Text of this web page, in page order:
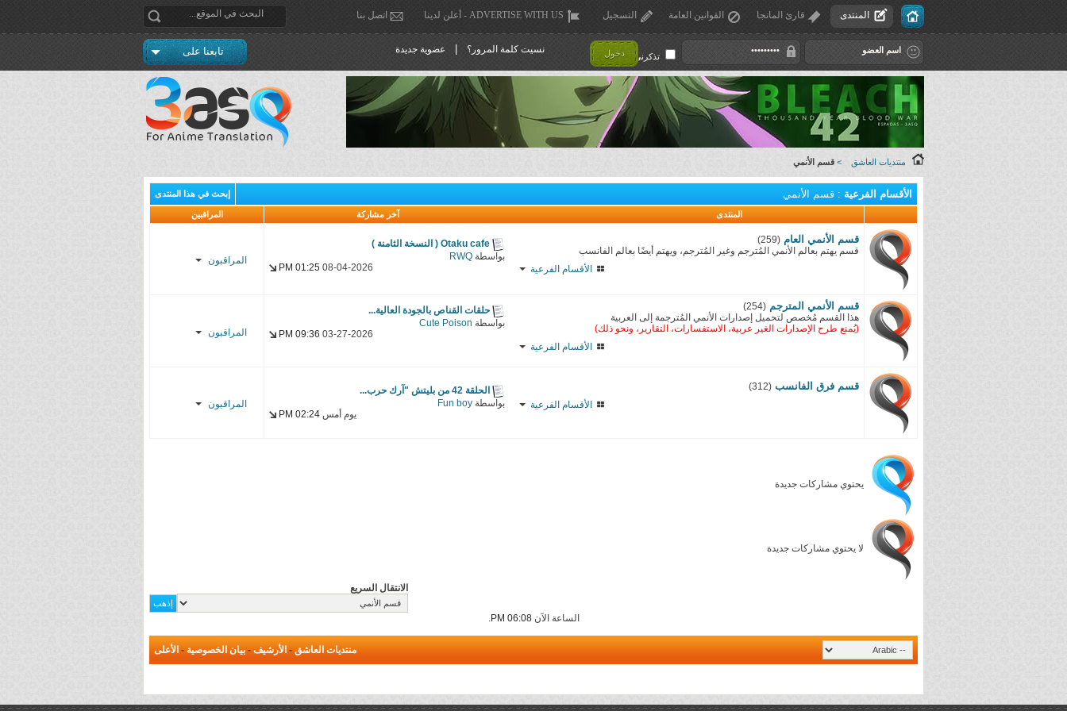
المنتدى قارئ المانجا القوانين العامة التسجيل ADVERTISE WITH US - أعلن لدينا اتصل بنا
تذكرني ! دخول نسيت كلمة المرور؟ عضوية جديدة تابعنا على
منتديات العاشق > قسم الأنمي
الأقسام الفرعية : قسم الأنمي إبحث في هذا المنتدى
المنتدى آخر مشاركة المراقبين
قسم الأنمي العام (259)
قسم يهتم بعالم الأنمي المُترجم وغير المُترجم، ويهتم أيضًا بعالم الفانسب
الأقسام الفرعية
Otaku cafe ( النسخة الثامنة )
بواسطة RWQ
08-04-2026
01:25 PM
المراقبون
قسم الأنمي المترجم (254)
هذا القسم مُخصص لتحميل إصدارات الأنمي المُترجمة إلى العربية
(يُمنع طرح الإصدارات الغير عربية، الاستفسارات، التقارير، ونحو ذلك)
الأقسام الفرعية
حلقات القناص بالجودة العالية...
بواسطة Cute Poison
03-27-2026
09:36 PM المراقبون
قسم فرق الفانسب (312)
الأقسام الفرعية
الحلقة 42 من بليتش "آرك حرب...
بواسطة Fun boy
يوم أمس 02:24 PM
المراقبون
يحتوي مشاركات جديدة
لا يحتوي مشاركات جديدة
الانتقال السريع
الساعة الآن06:08 PM
.
منتديات العاشق - الأرشيف - بيان الخصوصية - الأعلى